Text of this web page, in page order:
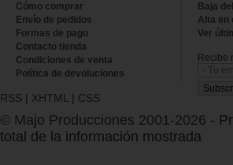
Cómo comprar
Envío de pedidos
Formas de pago
Contacto tienda
Condiciones de venta
Política de devoluciones
Baja
Alta en
Ver
Recibe
RSS | XHTML | CSS
© Majo Producciones 2001-2026 -
total de la información mostrada